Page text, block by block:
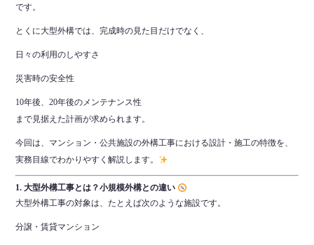
です。
とくに大型外構では、完成時の見た目だけでなく、
日々の利用のしやすさ
災害時の安全性
10年後、20年後のメンテナンス性
まで見据えた計画が求められます。
今回は、マンション・公共施設の外構工事における設計・施工の特徴を、
実務目線でわかりやすく解説します。
1. 大型外構工事とは？小規模外構との違い
大型外構工事の対象は、たとえば次のような施設です。
分譲・賃貸マンション